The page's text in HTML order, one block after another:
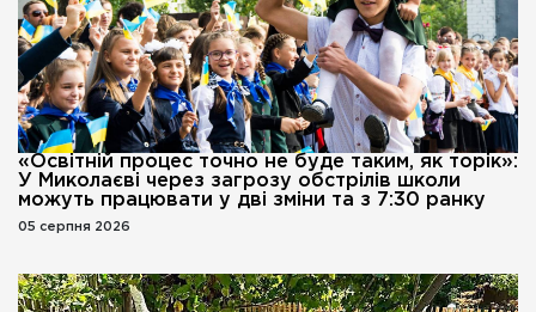
«Освітній процес точно не буде таким, як торік»:
У Миколаєві через загрозу обстрілів школи
можуть працювати у дві зміни та з 7:30 ранку
05 серпня 2026